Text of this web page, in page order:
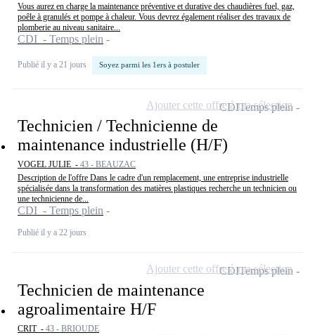
Vous aurez en charge la maintenance préventive et durative des chaudières fuel, gaz,
poêle à granulés et pompe à chaleur. Vous devrez également réaliser des travaux de
plomberie au niveau sanitaire...
CDI - Temps plein
Publié il y a 21 jours Soyez parmi les 1ers à postuler
Technicien / Technicienne de
maintenance industrielle (H/F)
VOGEL JULIE - 43 - BEAUZAC
Description de l'offre Dans le cadre d'un remplacement, une entreprise industrielle
spécialisée dans la transformation des matières plastiques recherche un technicien ou
une technicienne de...
CDI - Temps plein
Publié il y a 22 jours
CDITemps plein
Ajouter cette offre à ma sélection
Technicien de maintenance
agroalimentaire H/F
CRIT - 43 - BRIOUDE
CDITemps plein
Ajouter cette offre à ma sélection